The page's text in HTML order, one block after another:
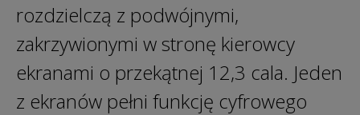
rozdzielczą z podwójnymi,
zakrzywionymi w stronę kierowcy
ekranami o przekątnej 12,3 cala. Jeden
z ekranów pełni funkcję cyfrowego